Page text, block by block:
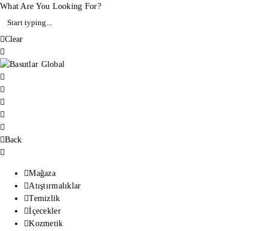
What Are You Looking For?
Clear
Back
Mağaza
Atıştırmalıklar
Temizlik
İçecekler
Kozmetik